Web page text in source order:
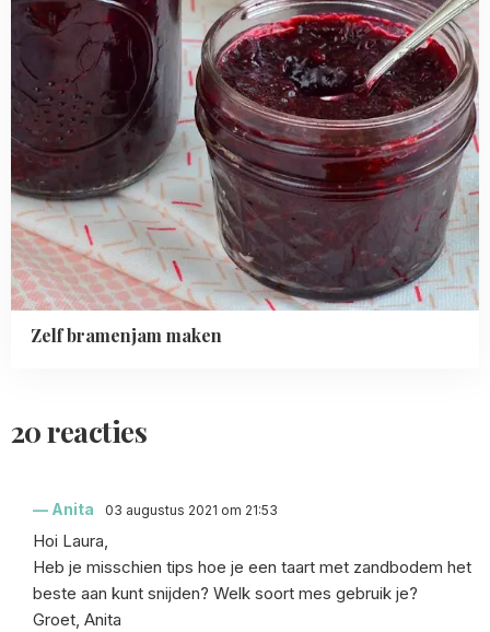
Zelf bramenjam maken
20 reacties
Anita 03 augustus 2021 om 21:53
Hoi Laura,
Heb je misschien tips hoe je een taart met zandbodem het
beste aan kunt snijden? Welk soort mes gebruik je?
Groet, Anita